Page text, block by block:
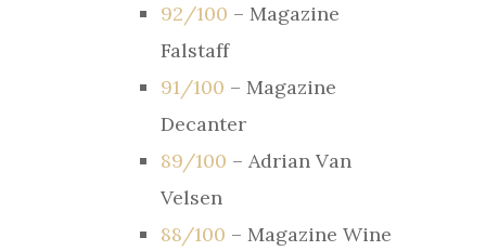
92/100 – Magazine
Falstaff
91/100 – Magazine
Decanter
89/100 – Adrian Van
Velsen
88/100 – Magazine Wine